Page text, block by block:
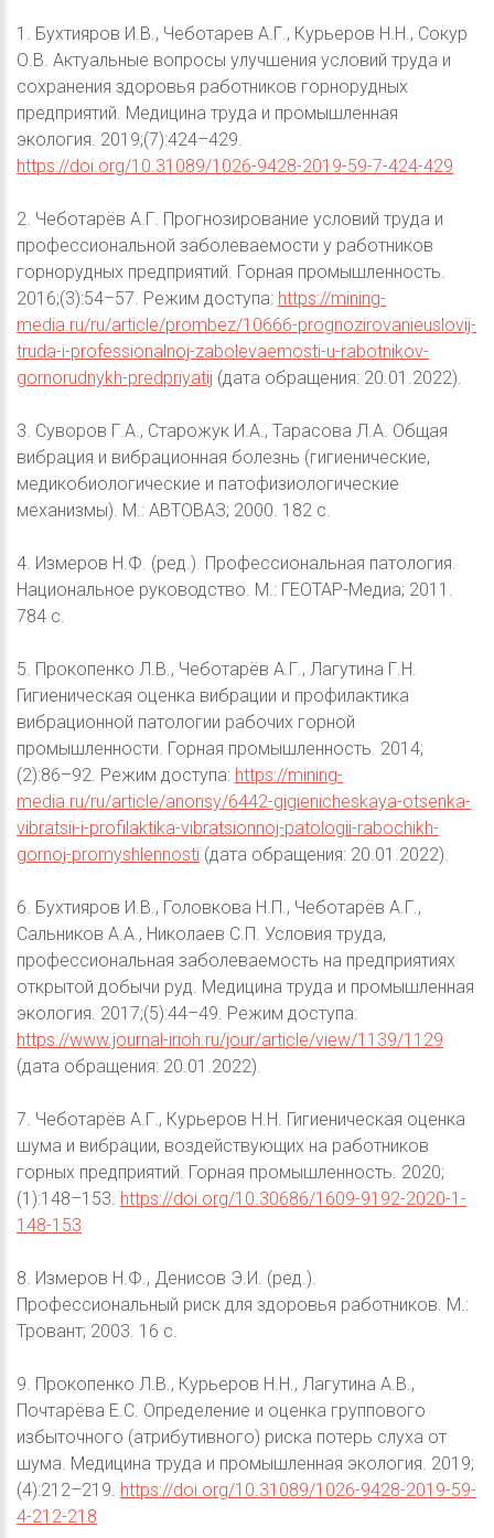
1. Бухтияров И.В., Чеботарев А.Г., Курьеров Н.Н., Сокур
О.В. Актуальные вопросы улучшения условий труда и
сохранения здоровья работников горнорудных
предприятий. Медицина труда и промышленная
экология. 2019;(7):424–429.
https://doi.org/10.31089/1026-9428-2019-59-7-424-429
2. Чеботарёв А.Г. Прогнозирование условий труда и
профессиональной заболеваемости у работников
горнорудных предприятий. Горная промышленность.
2016;(3):54–57. Режим доступа: https://mining-
media.ru/ru/article/prombez/10666-prognozirovanieuslovij-
truda-i-professionalnoj-zabolevaemosti-u-rabotnikov-
gornorudnykh-predpriyatij (дата обращения: 20.01.2022).
3. Суворов Г.А., Старожук И.А., Тарасова Л.А. Общая
вибрация и вибрационная болезнь (гигиенические,
медикобиологические и патофизиологические
механизмы). М.: АВТОВАЗ; 2000. 182 с.
4. Измеров Н.Ф. (ред.). Профессиональная патология.
Национальное руководство. М.: ГЕОТАР-Медиа; 2011.
784 с.
5. Прокопенко Л.В., Чеботарёв А.Г., Лагутина Г.Н.
Гигиеническая оценка вибрации и профилактика
вибрационной патологии рабочих горной
промышленности. Горная промышленность. 2014;
(2):86–92. Режим доступа: https://mining-
media.ru/ru/article/anonsy/6442-gigienicheskaya-otsenka-
vibratsii-i-profilaktika-vibratsionnoj-patologii-rabochikh-
gornoj-promyshlennosti (дата обращения: 20.01.2022).
6. Бухтияров И.В., Головкова Н.П., Чеботарёв А.Г.,
Сальников А.А., Николаев С.П. Условия труда,
профессиональная заболеваемость на предприятиях
открытой добычи руд. Медицина труда и промышленная
экология. 2017;(5):44–49. Режим доступа:
https://www.journal-irioh.ru/jour/article/view/1139/1129
(дата обращения: 20.01.2022).
7. Чеботарёв А.Г., Курьеров Н.Н. Гигиеническая оценка
шума и вибрации, воздействующих на работников
горных предприятий. Горная промышленность. 2020;
(1):148–153. https://doi.org/10.30686/1609-9192-2020-1-
148-153
8. Измеров Н.Ф., Денисов Э.И. (ред.).
Профессиональный риск для здоровья работников. М.:
Тровант; 2003. 16 с.
9. Прокопенко Л.В., Курьеров Н.Н., Лагутина А.В.,
Почтарёва Е.С. Определение и оценка группового
избыточного (атрибутивного) риска потерь слуха от
шума. Медицина труда и промышленная экология. 2019;
(4):212–219. https://doi.org/10.31089/1026-9428-2019-59-
4-212-218